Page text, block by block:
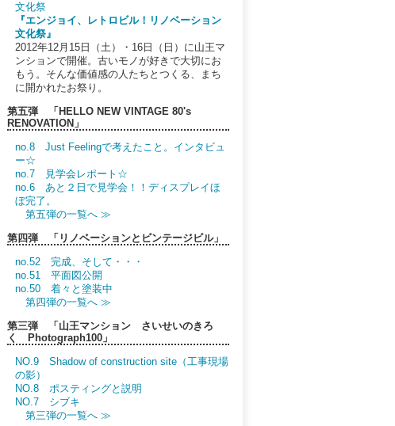
『エンジョイ、レトロビル！リノベーション
文化祭』
2012年12月15日（土）・16日（日）に山王マ
ンションで開催。古いモノが好きで大切にお
もう。そんな価値感の人たちとつくる、まち
に開かれたお祭り。
第五弾 「HELLO NEW VINTAGE 80's
RENOVATION」
no.8 Just Feelingで考えたこと。インタビュ
ー☆
no.7 見学会レポート☆
no.6 あと２日で見学会！！ディスプレイほ
ぼ完了。
第五弾の一覧へ ≫
第四弾 「リノベーションとビンテージビル」
no.52 完成、そして・・・
no.51 平面図公開
no.50 着々と塗装中
第四弾の一覧へ ≫
第三弾 「山王マンション さいせいのきろ
く Photograph100」
NO.9 Shadow of construction site（工事現場
の影）
NO.8 ポスティングと説明
NO.7 シブキ
第三弾の一覧へ ≫